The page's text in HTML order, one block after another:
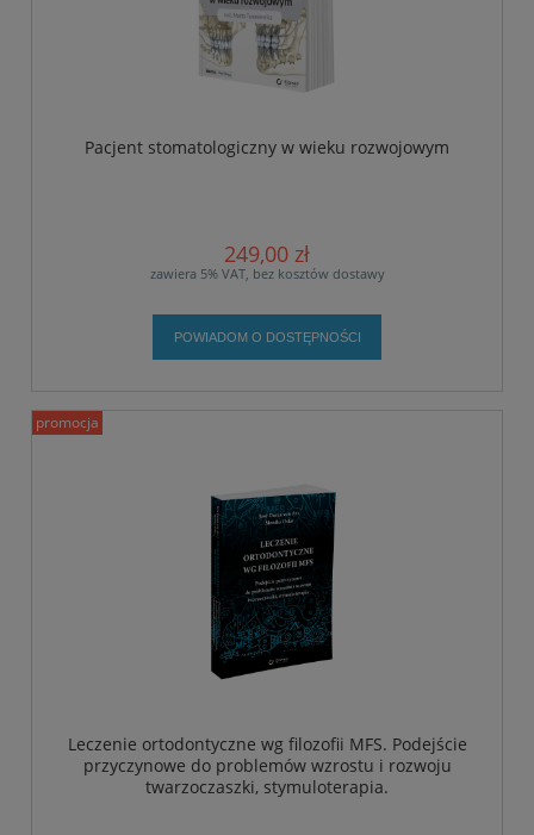
Pacjent stomatologiczny w wieku rozwojowym
249,00 zł
zawiera 5% VAT, bez kosztów dostawy
POWIADOM O DOSTĘPNOŚCI
Leczenie ortodontyczne wg filozofii MFS. Podejście
przyczynowe do problemów wzrostu i rozwoju
twarzoczaszki, stymuloterapia.
promocja